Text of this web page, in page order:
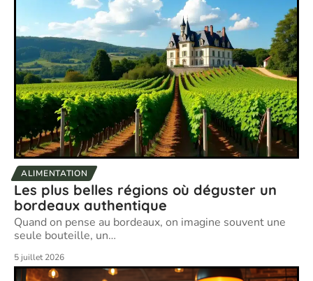
ALIMENTATION
Les plus belles régions où déguster un
bordeaux authentique
Quand on pense au bordeaux, on imagine souvent une
seule bouteille, un…
5 juillet 2026